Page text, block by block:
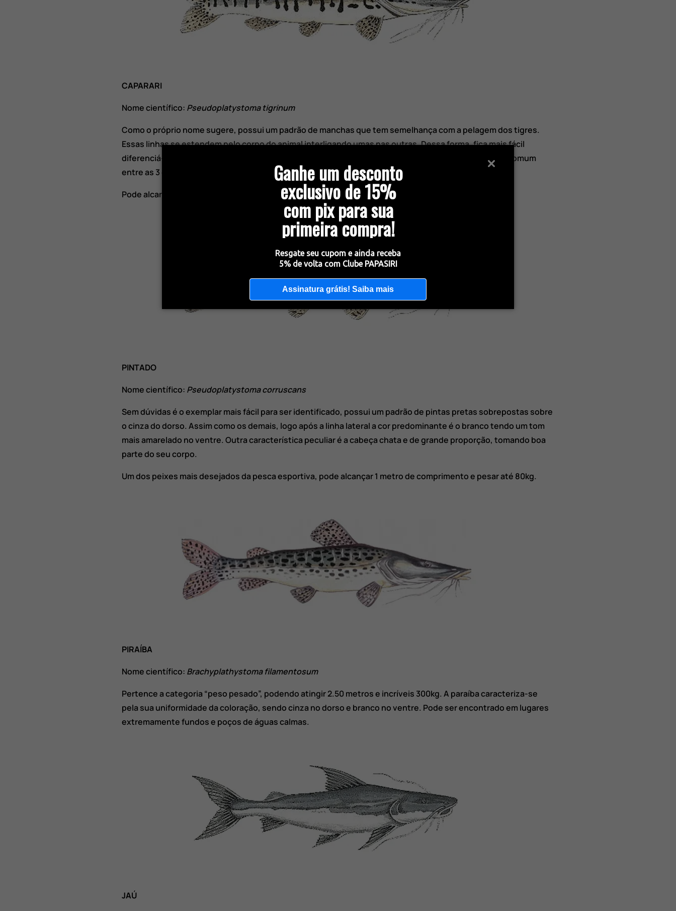
Ganhe um desconto
exclusivo de 15%
com pix para sua
primeira compra!
Resgate seu cupom e ainda receba
5% de volta com Clube PAPASIRI
Assinatura grátis! Saiba mais
CAPARARI
Nome científico: Pseudoplatystoma tigrinum
Como o próprio nome sugere, possui um padrão de manchas que tem semelhança com a pelagem dos tigres.
Essas linhas se estendem pelo corpo do animal interligando umas nas outras. Dessa forma, fica mais fácil
diferenciá-lo das demais espécies como o pintado e a cachara. Na parte do dorso possui a coloração comum
entre as 3 espécies, o cinza. Da linha lateral para o ventre a cor branca é predominante.
Pode alcançar até 1.30 metro de comprimento.
PINTADO
Nome científico: Pseudoplatystoma corruscans
Sem dúvidas é o exemplar mais fácil para ser identificado, possui um padrão de pintas pretas sobrepostas sobre
o cinza do dorso. Assim como os demais, logo após a linha lateral a cor predominante é o branco tendo um tom
mais amarelado no ventre. Outra característica peculiar é a cabeça chata e de grande proporção, tomando boa
parte do seu corpo.
Um dos peixes mais desejados da pesca esportiva, pode alcançar 1 metro de comprimento e pesar até 80kg.
PIRAÍBA
Nome científico: Brachyplathystoma filamentosum
Pertence a categoria “peso pesado”, podendo atingir 2.50 metros e incríveis 300kg. A paraíba caracteriza-se
pela sua uniformidade da coloração, sendo cinza no dorso e branco no ventre. Pode ser encontrado em lugares
extremamente fundos e poços de águas calmas.
JAÚ